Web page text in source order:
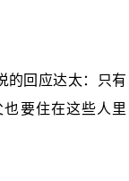
的回应达太：只有
要住在这些人里